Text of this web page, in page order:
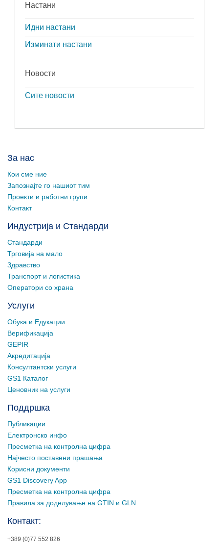
Настани
Идни настани
Изминати настани
Новости
Сите новости
За нас
Кои сме ние
Запознајте го нашиот тим
Проекти и работни групи
Контакт
Индустрија и Стандарди
Стандарди
Трговија на мало
Здравство
Транспорт и логистика
Оператори со храна
Услуги
Обука и Едукации
Верификација
GEPIR
Акредитација
Консултантски услуги
GS1 Каталог
Ценовник на услуги
Поддршка
Публикации
Електронско инфо
Пресметка на контролна цифра
Најчесто поставени прашања
Корисни документи
GS1 Discovery App
Пресметка на контролна цифра
Правила за доделување на GTIN и GLN
Контакт:
+389 (0)77 552 826